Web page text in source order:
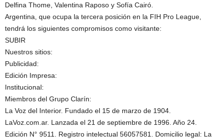
Delfina Thome, Valentina Raposo y Sofía Cairó.
Argentina, que ocupa la tercera posición en la FIH Pro League,
tendrá los siguientes compromisos como visitante:
SUBIR
Nuestros sitios:
Publicidad:
Edición Impresa:
Institucional:
Miembros del Grupo Clarín:
La Voz del Interior. Fundado el 15 de marzo de 1904.
LaVoz.com.ar. Lanzada el 21 de septiembre de 1996. Año 24.
Edición N° 9511
. Registro intelectual 56057581. Domicilio legal: La